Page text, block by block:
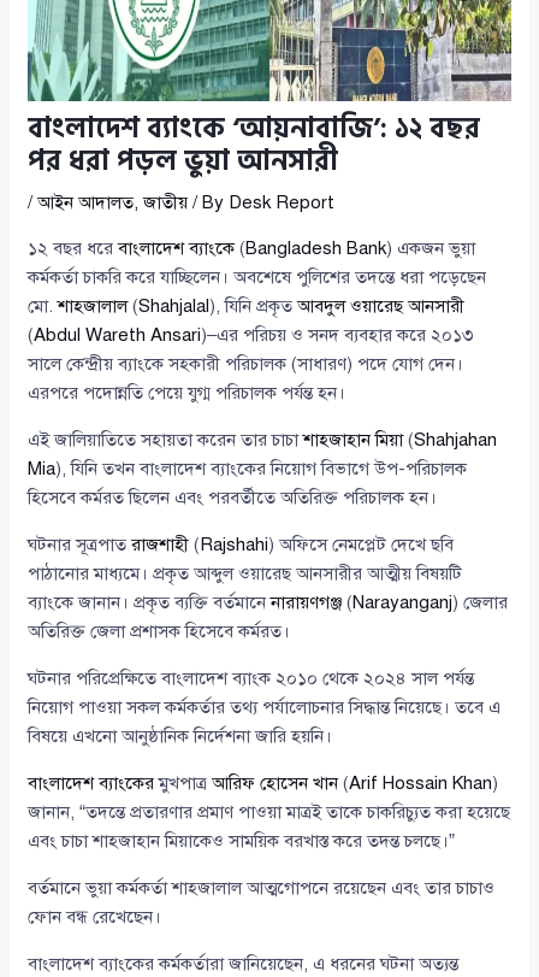
বাংলাদেশ ব্যাংকে ‘আয়নাবাজি’: ১২ বছর
পর ধরা পড়ল ভুয়া আনসারী
/আইন আদালত,জাতীয় / By Desk Report
১২ বছর ধরেবাংলাদেশ ব্যাংকে(Bangladesh Bank) একজন ভুয়া
কর্মকর্তা চাকরি করে যাচ্ছিলেন। অবশেষে পুলিশের তদন্তে ধরা পড়েছেন
মো.শাহজালাল(Shahjalal ), যিনি প্রকৃতআবদুল ওয়ারেছ আনসারী
(Abdul Wareth Ansari)–এর পরিচয় ও সনদ ব্যবহার করে ২০১৩
সালে কেন্দ্রীয় ব্যাংকে সহকারী পরিচালক (সাধারণ) পদে যোগ দেন।
এরপরে পদোন্নতি পেয়ে যুগ্ম পরিচালক পর্যন্ত হন।
এই জালিয়াতিতে সহায়তা করেন তার চাচাশাহজাহান মিয়া(Shahjahan
Mia), যিনি তখন বাংলাদেশ ব্যাংকের নিয়োগ বিভাগে উপ-পরিচালক
হিসেবে কর্মরত ছিলেন এবং পরবর্তীতে অতিরিক্ত পরিচালক হন।
ঘটনার সূত্রপাতরাজশাহী ( Rajshahi) অফিসে নেমপ্লেট দেখে ছবি
পাঠানোর মাধ্যমে। প্রকৃত আব্দুল ওয়ারেছ আনসারীর আত্মীয় বিষয়টি
ব্যাংকে জানান। প্রকৃত ব্যক্তি বর্তমানেনারায়ণগঞ্জ (Narayanganj) জেলার
অতিরিক্ত জেলা প্রশাসক হিসেবে কর্মরত।
ঘটনার পরিপ্রেক্ষিতে বাংলাদেশ ব্যাংক ২০১০ থেকে ২০২৪ সাল পর্যন্ত
নিয়োগ পাওয়া সকল কর্মকর্তার তথ্য পর্যালোচনার সিদ্ধান্ত নিয়েছে। তবে এ
বিষয়ে এখনো আনুষ্ঠানিক নির্দেশনা জারি হয়নি।
বাংলাদেশ ব্যাংকেরমুখপাত্রআরিফ হোসেন খান(Arif Hossain Khan)
জানান, “তদন্তে প্রতারণার প্রমাণ পাওয়া মাত্রই তাকে চাকরিচ্যুত করা হয়েছে
এবং চাচা শাহজাহান মিয়াকেও সাময়িক বরখাস্ত করে তদন্ত চলছে।”
বর্তমানে ভুয়া কর্মকর্তা শাহজালাল আত্মগোপনে রয়েছেন এবং তার চাচাও
ফোন বন্ধ রেখেছেন।
বাংলাদেশ ব্যাংকের কর্মকর্তারা জানিয়েছেন, এ ধরনের ঘটনা অত্যন্ত